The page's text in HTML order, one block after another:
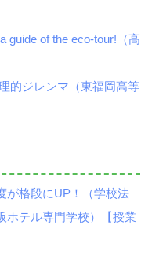
guide of the eco-tour!（高
的ジレンマ（東福岡高等
が格段にUP！（学校法
テル専門学校）【授業